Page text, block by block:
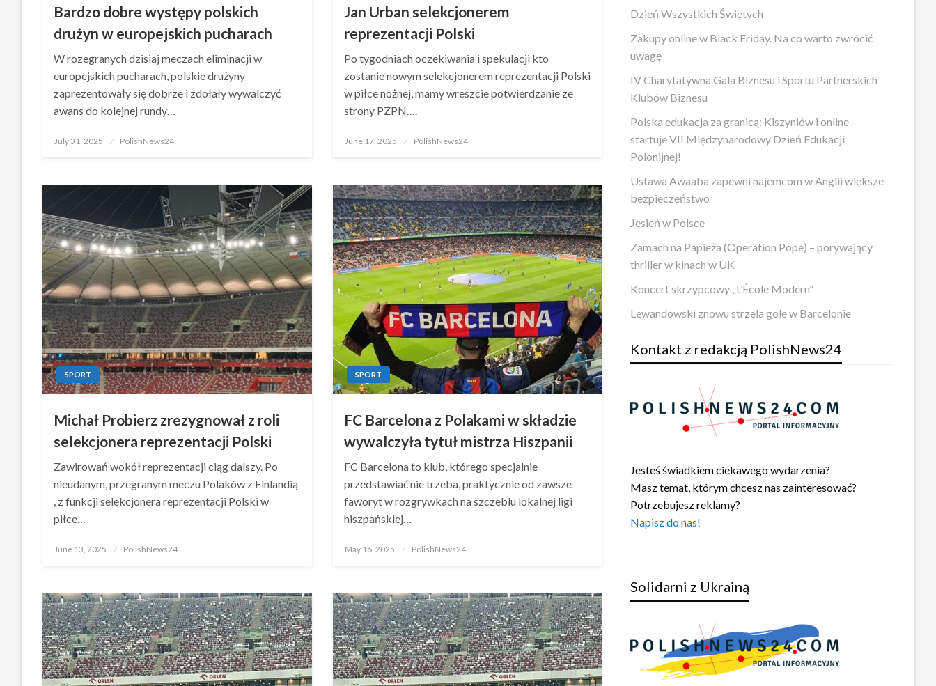
Bardzo dobre występy polskich
drużyn w europejskich pucharach
W rozegranych dzisiaj meczach eliminacji w
europejskich pucharach, polskie drużyny
zaprezentowały się dobrze i zdołały wywalczyć
awans do kolejnej rundy…
Posted
July 31, 2025 PolishNews24
Jan Urban selekcjonerem
reprezentacji Polski
Po tygodniach oczekiwania i spekulacji kto
zostanie nowym selekcjonerem reprezentacji Polski
w piłce nożnej, mamy wreszcie potwierdzanie ze
strony PZPN….
Posted
June 17, 2025 PolishNews24
SPORT
Michał Probierz zrezygnował z roli
selekcjonera reprezentacji Polski
Zawirowań wokół reprezentacji ciąg dalszy. Po
nieudanym, przegranym meczu Polaków z Finlandią
, z funkcji selekcjonera reprezentacji Polski w
piłce…
Posted
June 13, 2025 PolishNews24
SPORT
FC Barcelona z Polakami w składzie
wywalczyła tytuł mistrza Hiszpanii
FC Barcelona to klub, którego specjalnie
przedstawiać nie trzeba, praktycznie od zawsze
faworyt w rozgrywkach na szczeblu lokalnej ligi
hiszpańskiej…
Posted
May 16, 2025 PolishNews24
Dzień Wszystkich Świętych
Zakupy online w Black Friday. Na co warto zwrócić
uwagę
IV Charytatywna Gala Biznesu i Sportu Partnerskich
Klubów Biznesu
Polska edukacja za granicą: Kiszyniów i online –
startuje VII Międzynarodowy Dzień Edukacji
Polonijnej!
Ustawa Awaaba zapewni najemcom w Anglii większe
bezpieczeństwo
Jesień w Polsce
Zamach na Papieża (Operation Pope) – porywający
thriller w kinach w UK
Koncert skrzypcowy „L’École Modern”
Lewandowski znowu strzela gole w Barcelonie
Kontakt z redakcją PolishNews24
Jesteś świadkiem ciekawego wydarzenia?
Masz temat, którym chcesz nas zainteresować?
Potrzebujesz reklamy?
Napisz do nas!
Solidarni z Ukrainą